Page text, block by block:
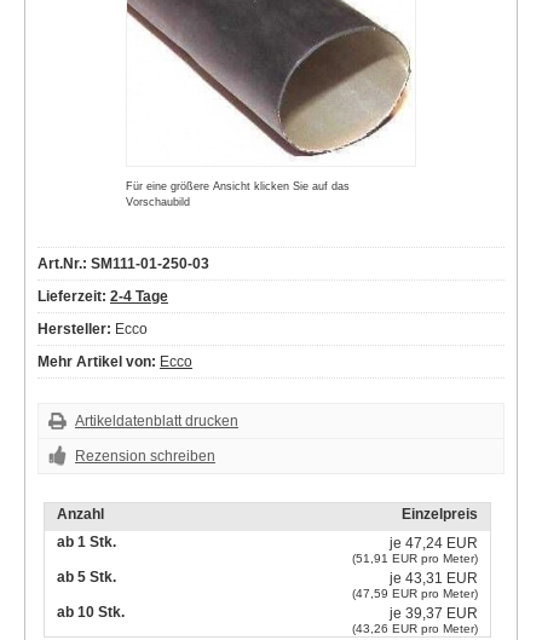
Für eine größere Ansicht klicken Sie auf das
Vorschaubild
Art.Nr.: SM111-01-250-03
Lieferzeit: 2-4 Tage
Hersteller: Ecco
Mehr Artikel von: Ecco
Artikeldatenblatt drucken
Rezension schreiben
Anzahl
Einzelpreis
ab 1 Stk.
je 47,24 EUR
(51,91 EUR pro Meter)
ab 5 Stk. je 43,31 EUR
(47,59 EUR pro Meter)
ab 10 Stk. je 39,37 EUR
(43,26 EUR pro Meter)